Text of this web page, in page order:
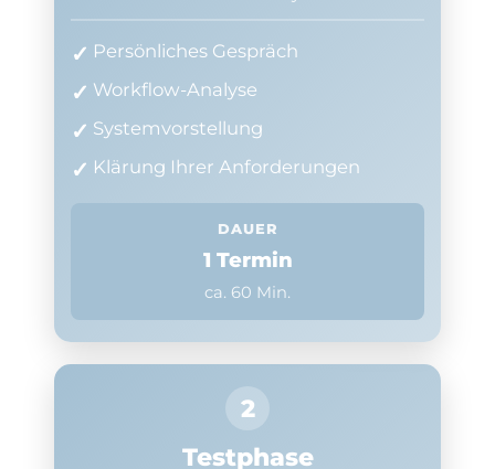
Persönliches Gespräch
Workflow-Analyse
Systemvorstellung
Klärung Ihrer Anforderungen
DAUER
1 Termin
ca. 60 Min.
2
Testphase